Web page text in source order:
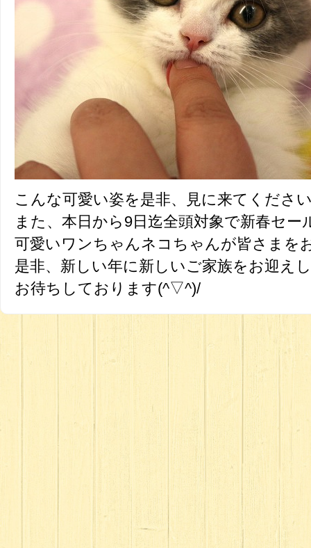
こんな可愛い姿を是非、見に来てくださ
また、本日から9日迄全頭対象で新春セー
可愛いワンちゃんネコちゃんが皆さまを
是非、新しい年に新しいご家族をお迎え
お待ちしております(^▽^)/